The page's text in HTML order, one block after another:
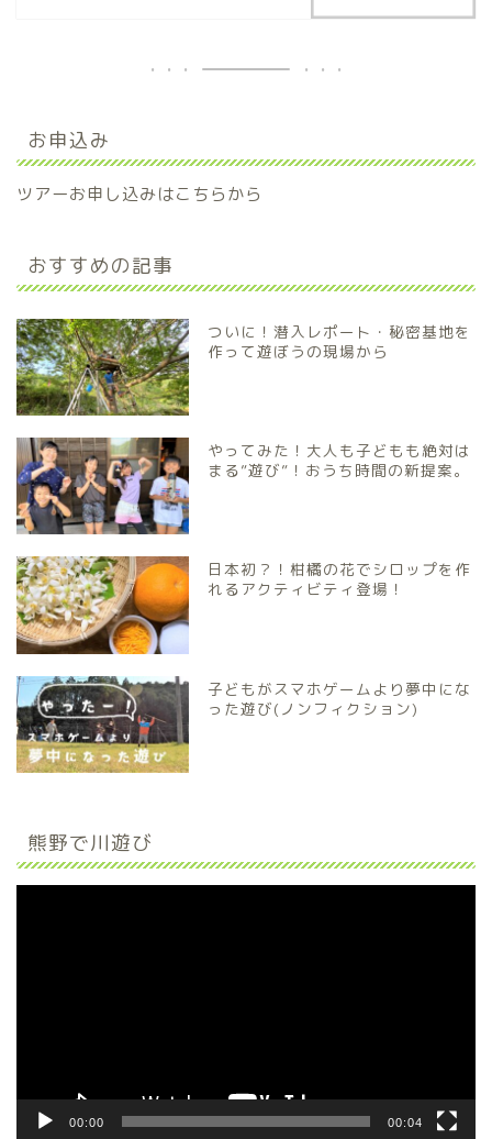
お申込み
ツアーお申し込みはこちらから
おすすめの記事
ついに！潜入レポート・秘密基地を
作って遊ぼうの現場から
やってみた！大人も子どもも絶対は
まる”遊び”！おうち時間の新提案。
日本初？！柑橘の花でシロップを作
れるアクティビティ登場！
子どもがスマホゲームより夢中にな
った遊び(ノンフィクション)
熊野で川遊び
00:00 00:04